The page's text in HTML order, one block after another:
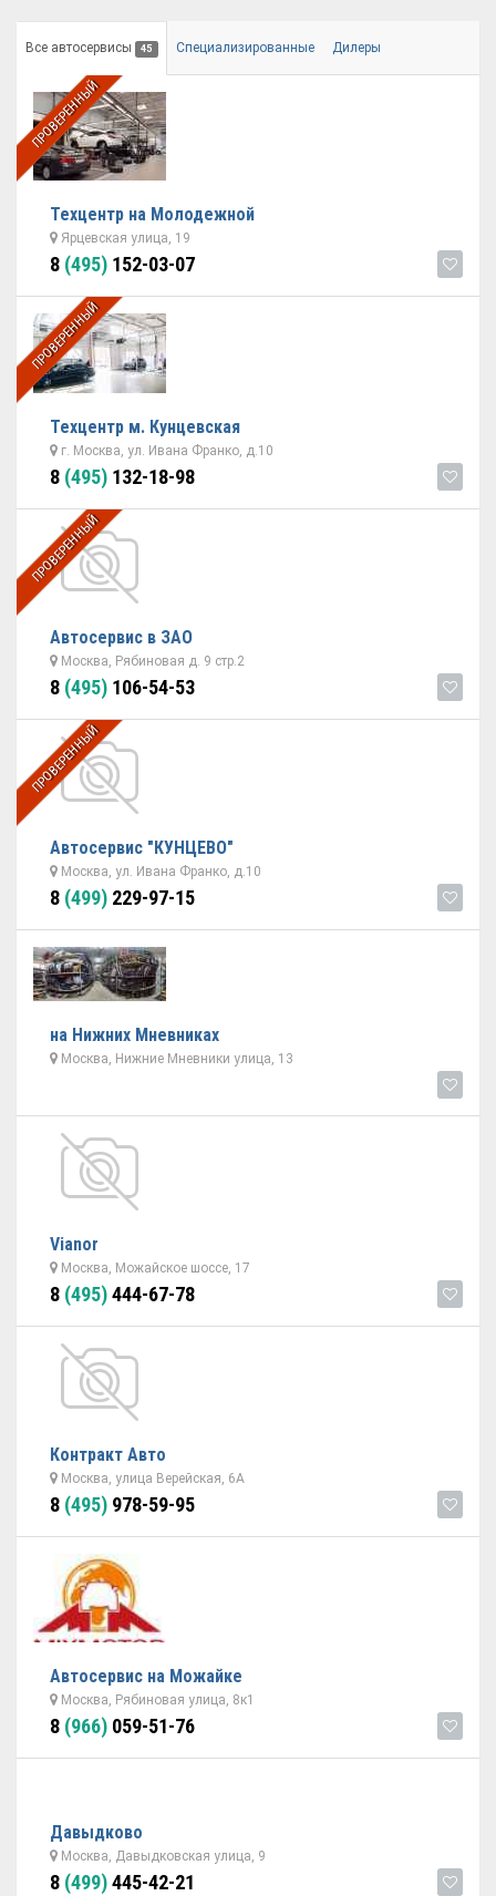
Все автосервисы 45 Специализированные Дилеры
ПРОВЕРЕННЫЙ
Техцентр на Молодежной
Ярцевская улица, 19
8 (495) 152-03-07
ПРОВЕРЕННЫЙ
Техцентр м. Кунцевская
г. Москва, ул. Ивана Франко, д.10
8 (495) 132-18-98
ПРОВЕРЕННЫЙ
Автосервис в ЗАО
Москва, Рябиновая д. 9 стр.2
8 (495) 106-54-53
ПРОВЕРЕННЫЙ
Автосервис "КУНЦЕВО"
Москва, ул. Ивана Франко, д.10
8 (499) 229-97-15
на Нижних Мневниках
Москва, Нижние Мневники улица, 13
Vianor
Москва, Можайское шоссе, 17
8 (495)444-67-78
Контракт Авто
Москва, улица Верейская, 6А
8 (495) 978-59-95
Автосервис на Можайке
Москва, Рябиновая улица, 8к1
8 (966) 059-51-76
Давыдково
Москва, Давыдковская улица, 9
8 (499)445-42-21